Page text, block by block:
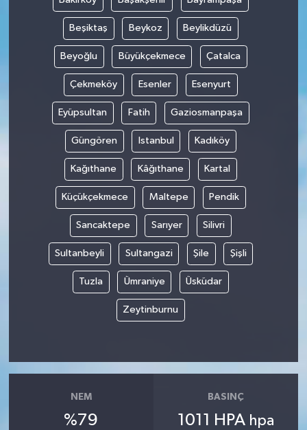
Beşiktaş Beykoz Beylikdüzü
Beyoğlu Büyükçekmece Çatalca
Çekmeköy Esenler Esenyurt
Eyüpsultan Fatih Gaziosmanpaşa
Güngören Istanbul Kadıköy
Kağıthane Kâğıthane Kartal
Küçükçekmece Maltepe Pendik
Sancaktepe Sarıyer Silivri
Sultanbeyli Sultangazi Şile Şişli
Tuzla Ümraniye Üsküdar
Zeytinburnu
NEM
%79
BASINÇ
1011 HPA hpa